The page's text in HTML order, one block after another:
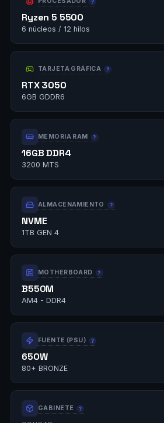
Ryzen 5 5500
6 núcleos / 12 hilos
TARJETA GRÁFICA
RTX 3050
6GB GDDR6
MEMORIA RAM
16GB DDR4
3200 MTS
ALMACENAMIENTO
NVME
1TB GEN 4
MOTHERBOARD
B550M
AM4 - DDR4
FUENTE (PSU)
650W
80+ BRONZE
GABINETE